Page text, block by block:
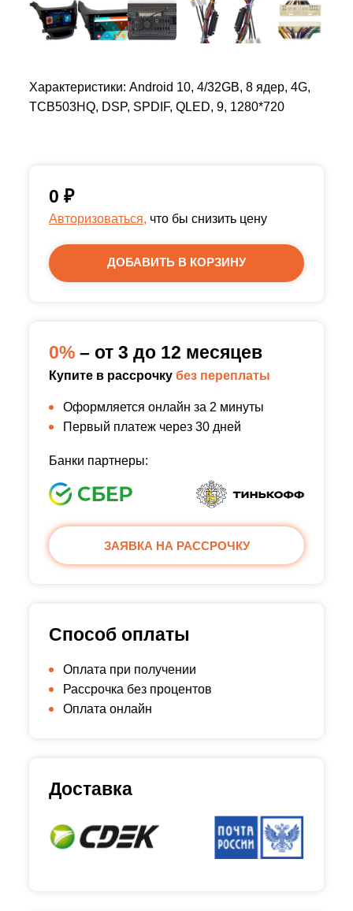
Характеристики: Android 10, 4/32GB, 8 ядер, 4G,
TCB503HQ, DSP, SPDIF, QLED, 9, 1280*720
0 ₽
Авторизоваться, что бы снизить цену
ДОБАВИТЬ В КОРЗИНУ
0% – от 3 до 12 месяцев
Купите в рассрочку без переплаты
Оформляется онлайн за 2 минуты
Первый платеж через 30 дней
Банки партнеры:
ЗАЯВКА НА РАССРОЧКУ
Способ оплаты
Оплата при получении
Рассрочка без процентов
Оплата онлайн
Доставка